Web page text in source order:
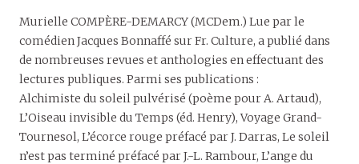
Murielle COMPÈRE-DEMARCY (MCDem.) Lue par le
comédien Jacques Bonnaffé sur Fr. Culture, a publié dans
de nombreuses revues et anthologies en effectuant des
lectures publiques. Parmi ses publications :
Alchimiste du soleil pulvérisé (poème pour A. Artaud),
L’Oiseau invisible du Temps (éd. Henry), Voyage Grand-
Tournesol, L’écorce rouge préfacé par J. Darras, Le soleil
n’est pas terminé préfacé par J.-L. Rambour, L’ange du